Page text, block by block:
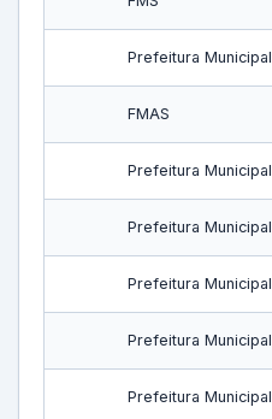
Prefeitura Municipal
FMAS
Prefeitura Municipal
Prefeitura Municipal
Prefeitura Municipal
Prefeitura Municipal
Prefeitura Municipal